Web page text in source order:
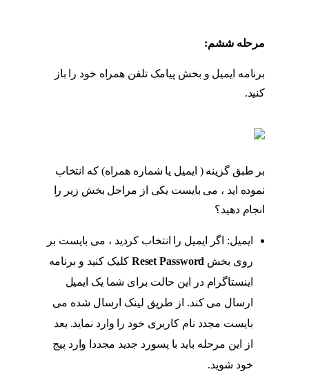
مرحله ششم:
برنامه ایمیل و بخش پیامک تلفن همراه خود را باز
کنید.
بر طبق گزینه ( ایمیل یا شماره همراه) که انتخاب
نموده اید ، می بایست یکی از مراحل بخش زیر را
انجام دهید؟
ایمیل: اگر ایمیل را انتخاب کردید ، می بایست بر
روی بخش Reset Password کلیک کنید و برنامه
اینستاگرام در این حالت برای شما یک ایمیل
ارسال می کند. از طریق لینک ارسال شده می
بایست مجدد نام کاربری خود را وارد نماید. بعد
از این مرحله باید با پسورد جدید مجددا وارد پیج
خود شوید.